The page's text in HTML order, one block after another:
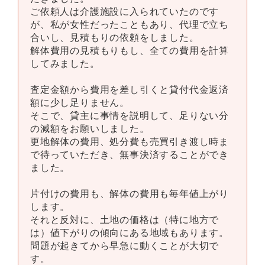
ご依頼人は介護施設に入られていたのです
が、私が女性だったこともあり、代理で立ち
合いし、見積もりの依頼をしました。
解体費用の見積もりもし、全ての費用を計算
してみました。
査定金額から費用を差し引くと貸付代金返済
額に少し足りません。
そこで、貸主に事情を説明して、足りない分
の減額をお願いしました。
更地解体の費用、処分費も売買引き渡し時ま
で待っていただき、無事決済することができ
ました。
片付けの費用も、解体の費用も毎年値上がり
します。
それと反対に、土地の価格は（特に地方で
は）値下がりの傾向にある地域もあります。
問題が起きてから早急に動くことが大切で
す。